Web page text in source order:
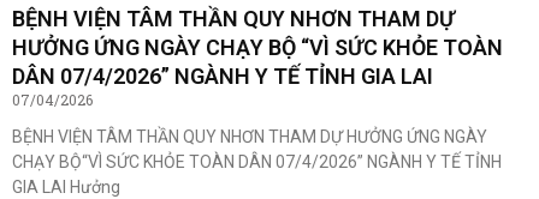
BỆNH VIỆN TÂM THẦN QUY NHƠN THAM DỰ
HƯỞNG ỨNG NGÀY CHẠY BỘ “VÌ SỨC KHỎE TOÀN
DÂN 07/4/2026” NGÀNH Y TẾ TỈNH GIA LAI
07/04/2026
BỆNH VIỆN TÂM THẦN QUY NHƠN THAM DỰ HƯỞNG ỨNG NGÀY
CHẠY BỘ“VÌ SỨC KHỎE TOÀN DÂN 07/4/2026” NGÀNH Y TẾ TỈNH
GIA LAI Hưởng